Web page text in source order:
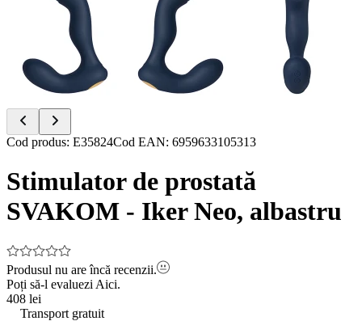
Item
of
8
Cod produs: E35824Cod EAN: 6959633105313
Stimulator de prostată
SVAKOM - Iker Neo, albastru
Produsul nu are încă recenzii.
Poți să-l evaluezi Aici.
408 lei
Transport gratuit